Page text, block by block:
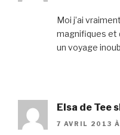
Moi j’ai
magnifiques et
un voyage
Elsa de Tee
7 AVRIL 2013